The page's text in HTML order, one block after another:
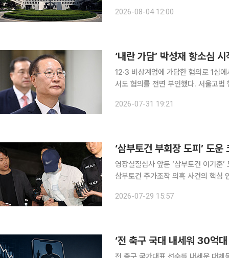
프리랜서 계약을 맺고 11년간 일하다
2026-08-04 12:00
‘내란 가담’ 박성재 항소심
12·3 비상계엄에 가담한 혐의로 1심
서도 혐의를 전면 부인했다. 서울고법 형사1부(윤성식 부장판사)는 31일 내란중요임무종사 등 혐의
간접 정황만으로 유죄를 인정했다며
2026-07-31 19:21
‘삼부토건 부회장 도피’ 도
영장실질심사 앞둔 ‘삼부토건 이기훈
삼부토건 주가조작 의혹 사건의 핵심
판사)는 29일 범인은닉 등 혐의로 기
2026-07-29 15:57
‘전 축구 국대 내세워 30억